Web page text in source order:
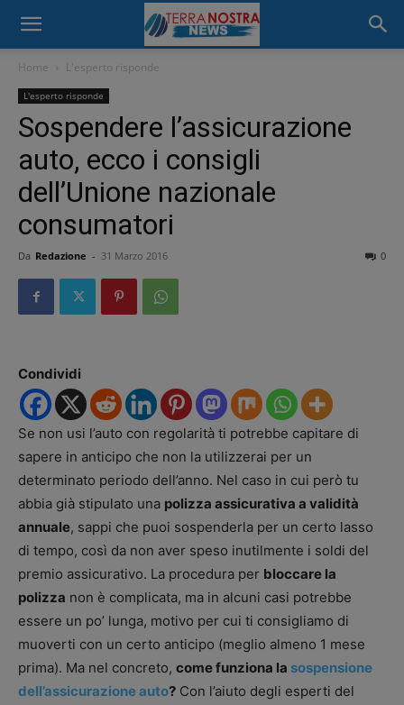
Home L'esperto risponde
L'esperto risponde
Sospendere l’assicurazione
auto, ecco i consigli
dell’Unione nazionale
consumatori
Da Redazione - 31 Marzo 2016 0
Condividi
Se non usi l’auto con regolarità ti potrebbe capitare di
sapere in anticipo che non la utilizzerai per un
determinato periodo dell’anno. Nel caso in cui però tu
abbia già stipulato una polizza assicurativa a validità
annuale, sappi che puoi sospenderla per un certo lasso
di tempo, così da non aver speso inutilmente i soldi del
premio assicurativo. La procedura per bloccare la
polizza non è complicata, ma in alcuni casi potrebbe
essere un po’ lunga, motivo per cui ti consigliamo di
muoverti con un certo anticipo (meglio almeno 1 mese
prima). Ma nel concreto, come funziona la sospensione
dell’assicurazione auto? Con l’aiuto degli esperti del